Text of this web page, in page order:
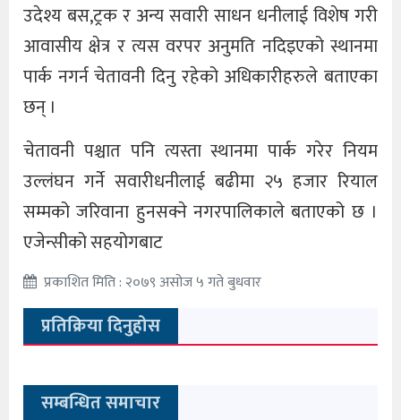
उदेश्य बस,ट्रक र अन्य सवारी साधन धनीलाई विशेष गरी
आवासीय क्षेत्र र त्यस वरपर अनुमति नदिइएको स्थानमा
पार्क नगर्न चेतावनी दिनु रहेको अधिकारीहरुले बताएका
छन् ।
चेतावनी पश्चात पनि त्यस्ता स्थानमा पार्क गरेर नियम
उल्लंघन गर्ने सवारीधनीलाई बढीमा २५ हजार रियाल
सम्मको जरिवाना हुनसक्ने नगरपालिकाले बताएको छ ।
एजेन्सीको सहयोगबाट
प्रकाशित मिति : २०७९ असोज ५ गते बुधवार
प्रतिक्रिया दिनुहोस
सम्बन्धित समाचार